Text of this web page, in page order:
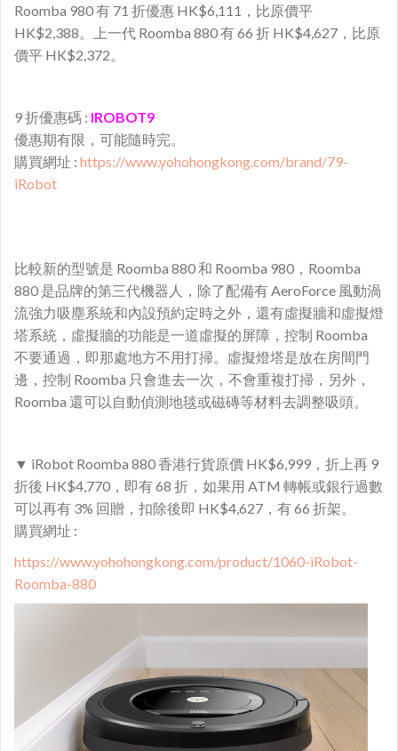
Roomba 980 有 71 折優惠 HK$6,111，比原價平
HK$2,388。上一代 Roomba 880 有 66 折 HK$4,627，比原
價平 HK$2,372。
9 折優惠碼 : IROBOT9
優惠期有限，可能隨時完。
購買網址 : https://www.yohohongkong.com/brand/79-
iRobot
比較新的型號是 Roomba 880 和 Roomba 980，Roomba
880 是品牌的第三代機器人，除了配備有 AeroForce 風動渦
流強力吸塵系統和內設預約定時之外，還有虛擬牆和虛擬燈
塔系統，虛擬牆的功能是一道虛擬的屏障，控制 Roomba
不要通過，即那處地方不用打掃。虛擬燈塔是放在房間門
邊，控制 Roomba 只會進去一次，不會重複打掃，另外，
Roomba 還可以自動偵測地毯或磁磚等材料去調整吸頭。
▼ iRobot Roomba 880 香港行貨原價 HK$6,999，折上再 9
折後 HK$4,770，即有 68 折，如果用 ATM 轉帳或銀行過數
可以再有 3% 回贈，扣除後即 HK$4,627，有 66 折架。
購買網址 :
https://www.yohohongkong.com/product/1060-iRobot-
Roomba-880